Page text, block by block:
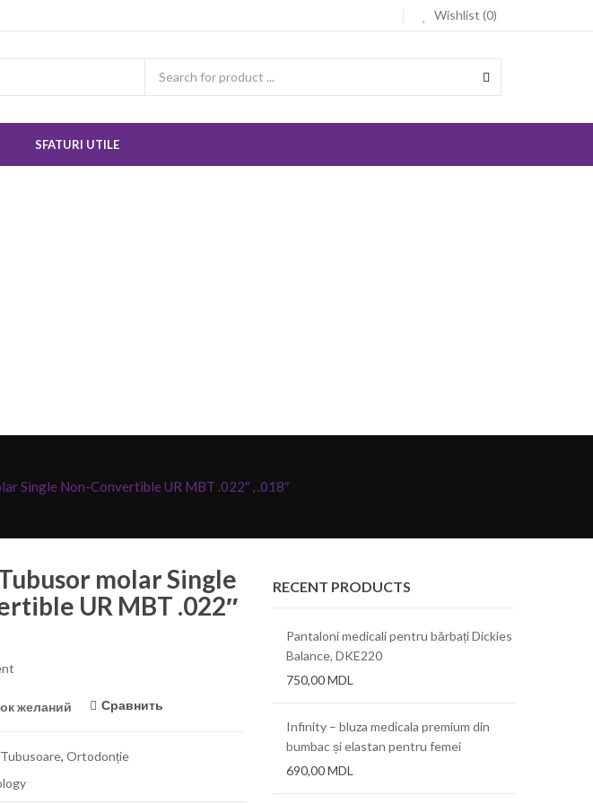
Wishlist (0)
SFATURI UTILE
Single Non-Convertible UR MBT .022″ , .018″
molar Single
UR MBT .022″
желаний Сравнить
, Ortodonție
RECENT PRODUCTS
(.015″)x125mm
Pantaloni medicali pentru bărbați Dickies
Balance, DKE220
750,00MDL
Infinity – bluza medicala premium din
bumbac și elastan pentru femei
690,00MDL